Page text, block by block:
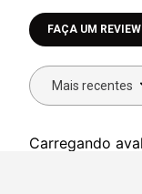
Faça login
Mais recentes
Carregando